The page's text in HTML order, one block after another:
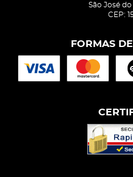
São José
CEP:
FORMAS